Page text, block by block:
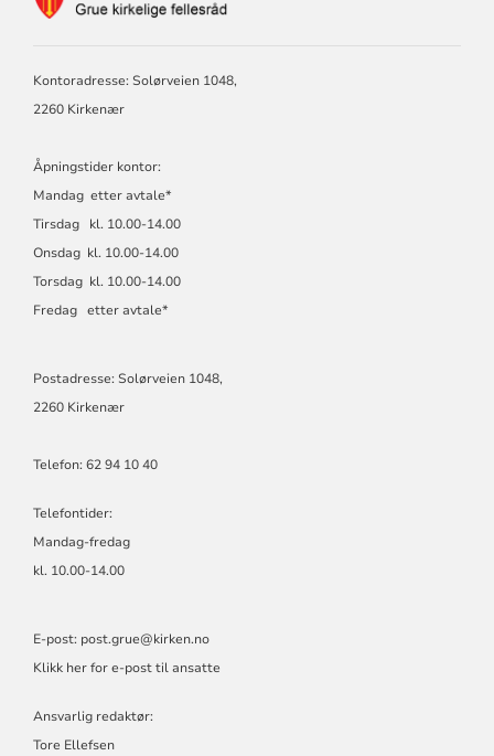
Kontoradresse: Solørveien 1048,
2260 Kirkenær
Åpningstider kontor:
Mandag etter avtale*
Tirsdag kl. 10.00-14.00
Onsdag kl. 10.00-14.00
Torsdag kl. 10.00-14.00
Fredag etter avtale*
Postadresse: Solørveien 1048,
2260 Kirkenær
Telefon: 62 94 10 40
Telefontider:
Mandag-fredag
kl. 10.00-14.00
E-post: post.grue@kirken.no
Klikk her for e-post til ansatte
Ansvarlig redaktør:
Tore Ellefsen